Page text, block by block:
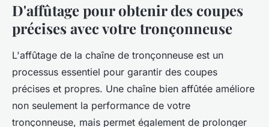
D'affûtage pour obtenir des coupes
précises avec votre tronçonneuse
L'affûtage de la chaîne de tronçonneuse est un
processus essentiel pour garantir des coupes
précises et propres. Une chaîne bien affûtée améliore
non seulement la performance de votre
tronçonneuse, mais permet également de prolonger